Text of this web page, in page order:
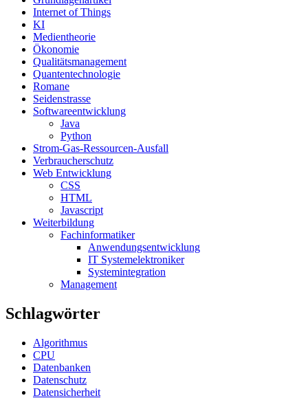
Internet of Things
KI
Medientheorie
Ökonomie
Qualitätsmanagement
Quantentechnologie
Romane
Seidenstrasse
Softwareentwicklung
Java
Python
Strom-Gas-Ressourcen-Ausfall
Verbraucherschutz
Web Entwicklung
CSS
HTML
Javascript
Weiterbildung
Fachinformatiker
Anwendungsentwicklung
IT Systemelektroniker
Systemintegration
Management
Schlagwörter
Algorithmus
CPU
Datenbanken
Datenschutz
Datensicherheit